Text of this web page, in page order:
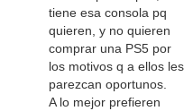
tiene esa consola pq
quieren, y no quieren
comprar una PS5 por
los motivos q a ellos les
parezcan oportunos.
A lo mejor prefieren